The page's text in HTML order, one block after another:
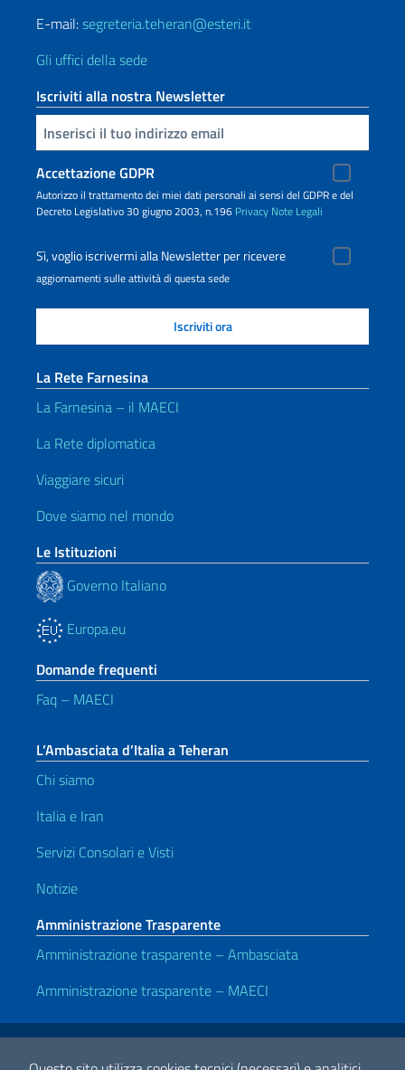
E-mail:segreteria.teheran@esteri.it
Gli uffici della sede
Iscriviti alla nostra Newsletter
Inserisci la tua email
Accettazione GDPR
Autorizzo il trattamento dei miei dati personali ai sensi del GDPR e del
Decreto Legislativo 30 giugno 2003, n.196 Privacy Note Legali
Sì, voglio iscrivermi alla Newsletter per ricevere
aggiornamenti sulle attività di questa sede
La Rete Farnesina
La Farnesina – il MAECI
La Rete diplomatica
Viaggiare sicuri
Dove siamo nel mondo
Le Istituzioni
Governo Italiano
Europa.eu
Domande frequenti
Faq – MAECI
L’Ambasciata d’Italia a Teheran
Chi siamo
Italia e Iran
Servizi Consolari e Visti
Notizie
Amministrazione Trasparente
Amministrazione trasparente – Ambasciata
Amministrazione trasparente – MAECI
Link Utili